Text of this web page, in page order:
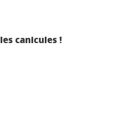
canicules !